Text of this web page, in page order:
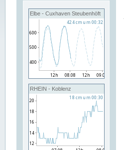
Elbe - Cuxhaven Steubenhöft
RHEIN - Koblenz